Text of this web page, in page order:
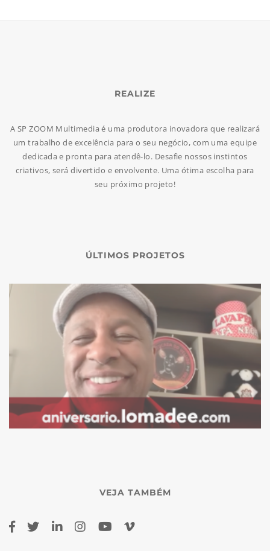
REALIZE
A SP ZOOM Multimedia é uma produtora inovadora que realizará
um trabalho de excelência para o seu negócio, com uma equipe
dedicada e pronta para atendê-lo. Desafie nossos instintos
criativos, será divertido e envolvente. Uma ótima escolha para
seu próximo projeto!
ÚLTIMOS PROJETOS
VEJA TAMBÉM